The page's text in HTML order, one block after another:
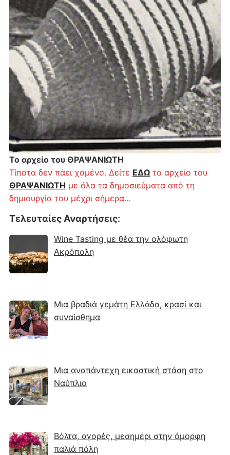
Το αρχείο του ΘΡΑΨΑΝΙΩΤΗ
Τίποτα δεν πάει χαμένο. Δείτε ΕΔΩτο αρχείο του
ΘΡΑΨΑΝΙΩΤΗ με όλα τα δημοσιεύματα από τη
δημιουργία του μέχρι σήμερα…
Τελευταίες Αναρτήσεις:
Wine Tasting με θέα την ολόφωτη
Ακρόπολη
Μια βραδιά γεμάτη Ελλάδα, κρασί και
συναίσθημα
Μια αναπάντεχη εικαστική στάση στο
Ναύπλιο
Βόλτα, αγορές, μεσημέρι στην όμορφη
παλιά πόλη